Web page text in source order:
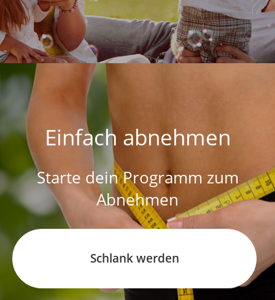
Einfach abnehmen
Starte dein Programm zum
Abnehmen
Schlank werden